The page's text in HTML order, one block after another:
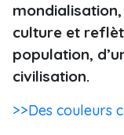
mondialisation,
culture et
population,
civilisation.
>>Des couleurs